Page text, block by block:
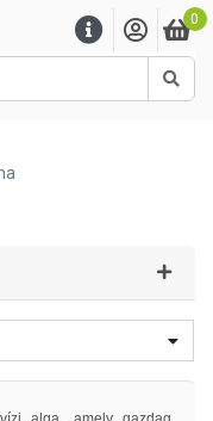
0